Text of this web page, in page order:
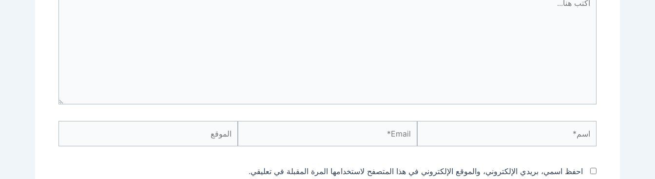
هنا...
احفظ اسمي، بريدي الإلكتروني، والموقع الإلكتروني في هذا المتصفح لاستخدامها المرة المقبلة في تعليقي.